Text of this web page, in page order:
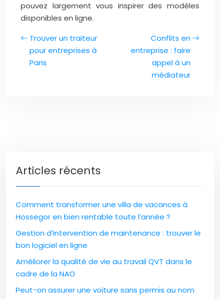
pouvez largement vous inspirer des modèles
disponibles en ligne.
Trouver un traiteur
pour entreprises à
Paris
Conflits en
entreprise : faire
appel à un
médiateur
Articles récents
Comment transformer une villa de vacances à
Hossegor en bien rentable toute l’année ?
Gestion d’intervention de maintenance : trouver le
bon logiciel en ligne
Améliorer la qualité de vie au travail QVT dans le
cadre de la NAO
Peut-on assurer une voiture sans permis au nom